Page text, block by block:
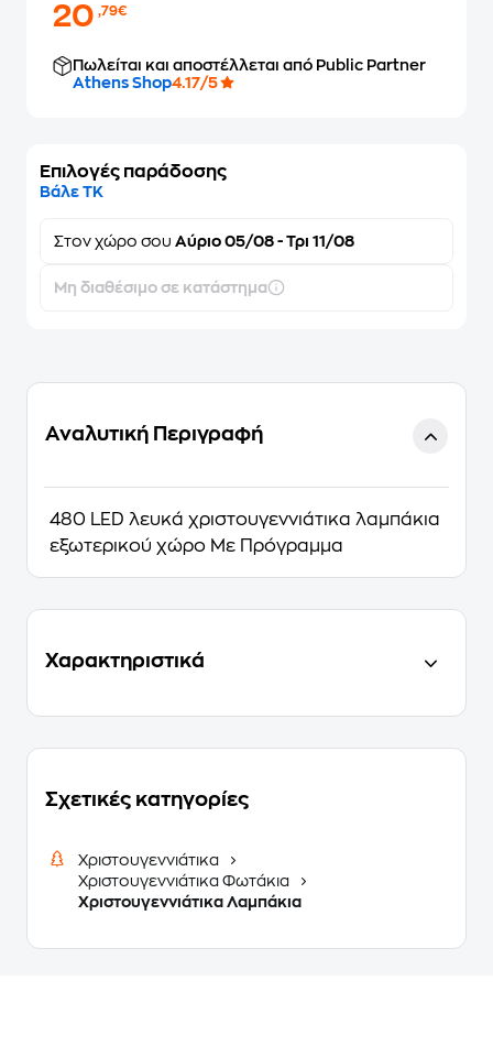
20,79€
Πωλείται και αποστέλλεται από Public Partner
Athens Shop4.17/5
Επιλογές παράδοσης
Βάλε ΤΚ
Στον χώρο σου Αύριο 05/08 - Τρι 11/08
Μη διαθέσιμο σε κατάστημα
Αναλυτική Περιγραφή
480 LED λευκά χριστουγεννιάτικα λαμπάκια
εξωτερικού χώρο Με Πρόγραμμα
Χαρακτηριστικά
Σχετικές κατηγορίες
Χριστουγεννιάτικα
Χριστουγεννιάτικα Φωτάκια
Χριστουγεννιάτικα Λαμπάκια